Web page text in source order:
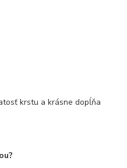
krstu a krásne dopĺňa